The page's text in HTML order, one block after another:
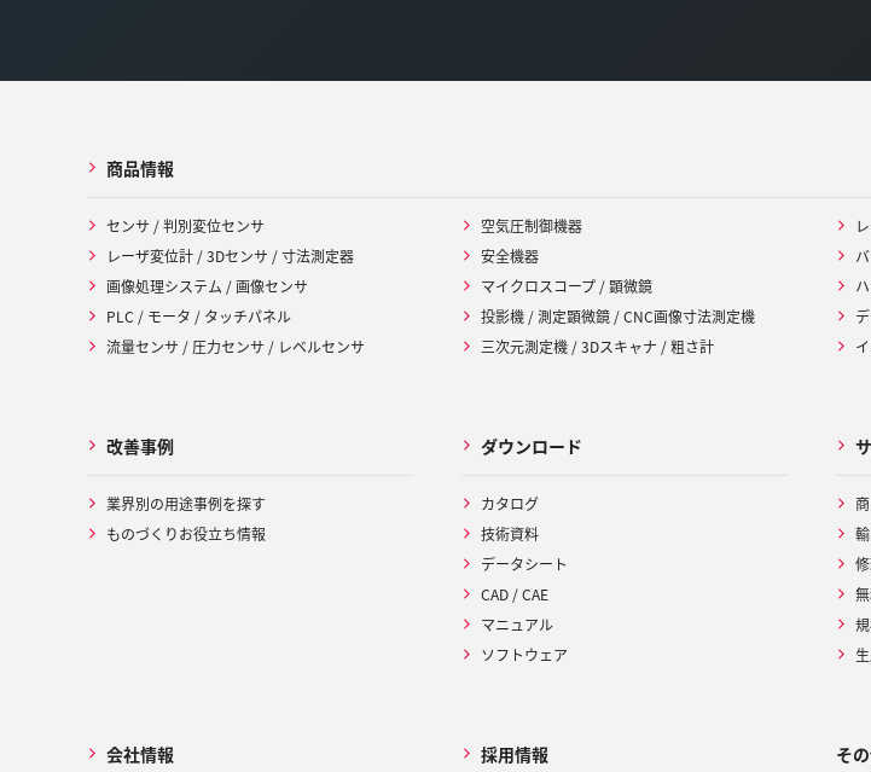
商品情報
センサ / 判別変位センサ
レーザ変位計 / 3Dセンサ / 寸法測定器
画像処理システム / 画像センサ
PLC / モータ / タッチパネル
流量センサ / 圧力センサ / レベルセンサ
空気圧制御機器
安全機器
マイクロスコープ / 顕微鏡
投影機 / 測定顕微鏡 / CNC画像寸法測定機
三次元測定機 / 3Dスキャナ / 粗さ計
改善事例
業界別の用途事例を探す
ものづくりお役立ち情報
ダウンロード
カタログ
技術資料
データシート
CAD / CAE
マニュアル
ソフトウェア
会社情報 採用情報 そ